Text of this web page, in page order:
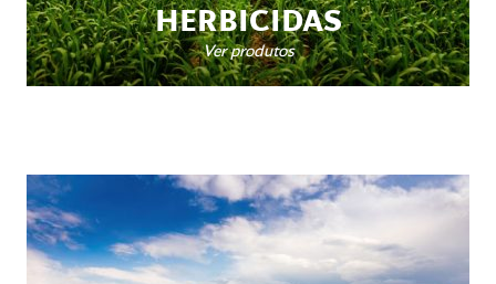
HERBICIDAS
Ver produtos